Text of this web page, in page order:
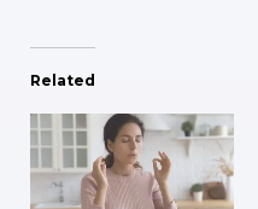
Related